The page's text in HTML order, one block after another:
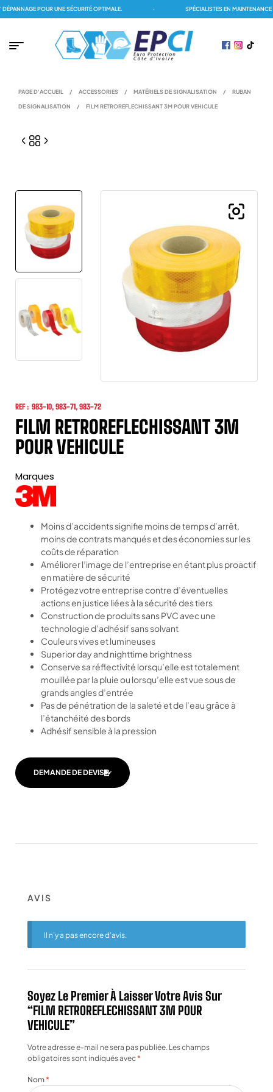
POUR UNE SÉCURITÉ OPTIMALE. SPÉCIALISTES EN MAINTENANCE
PAGE D'ACCUEIL / ACCESSORIES / MATÉRIELS DE SIGNALISATION / RUBAN
DE SIGNALISATION / FILM RETROREFLECHISSANT 3M POUR VEHICULE
REF : 983-10, 983-71, 983-72
FILM RETROREFLECHISSANT 3M
POUR VEHICULE
Marques
Moins d’accidents signifie moins de temps d’arrêt,
moins de contrats manqués et des économies sur les
coûts de réparation
Améliorer l’image de l’entreprise en étant plus proactif
en matière de sécurité
Protégez votre entreprise contre d’éventuelles
actions en justice liées à la sécurité des tiers
Construction de produits sans PVC avec une
technologie d’adhésif sans solvant
Couleurs vives et lumineuses
Superior day and nighttime brightness
Conserve sa réflectivité lorsqu’elle est totalement
mouillée par la pluie ou lorsqu’elle est vue sous de
grands angles d’entrée
Pas de pénétration de la saleté et de l’eau grâce à
l’étanchéité des bords
Adhésif sensible à la pression
DEMANDE DE DEVIS
AVIS
Il n’y a pas encore d’avis.
Soyez Le Premier À Laisser Votre Avis Sur
“FILM RETROREFLECHISSANT 3M POUR
VEHICULE”
Votre adresse e-mail ne sera pas publiée. Les champs
obligatoires sont indiqués avec*
Nom *